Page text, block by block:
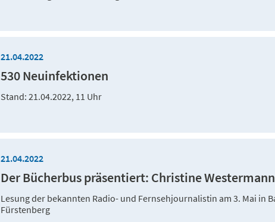
21.04.2022
530 Neuinfektionen
Stand: 21.04.2022, 11 Uhr
21.04.2022
Der Bücherbus präsentiert: Christine
Lesung der bekannten Radio- und Fernsehjournalistin am 3. Mai in
Fürstenberg